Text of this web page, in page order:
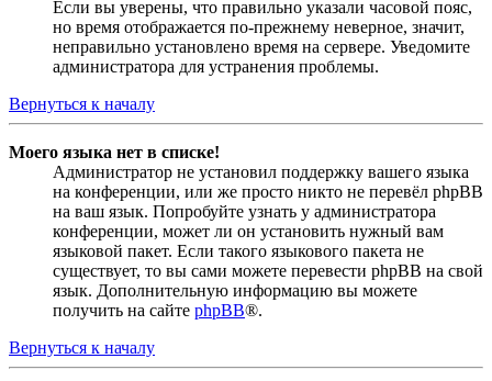
Если вы уверены, что правильно указали часовой пояс,
но время отображается по-прежнему неверное, значит,
неправильно установлено время на сервере. Уведомите
администратора для устранения проблемы.
Вернуться к началу
Моего языка нет в списке!
Администратор не установил поддержку вашего языка
на конференции, или же просто никто не перевёл phpBB
на ваш язык. Попробуйте узнать у администратора
конференции, может ли он установить нужный вам
языковой пакет. Если такого языкового пакета не
существует, то вы сами можете перевести phpBB на свой
язык. Дополнительную информацию вы можете
получить на сайте phpBB®.
Вернуться к началу